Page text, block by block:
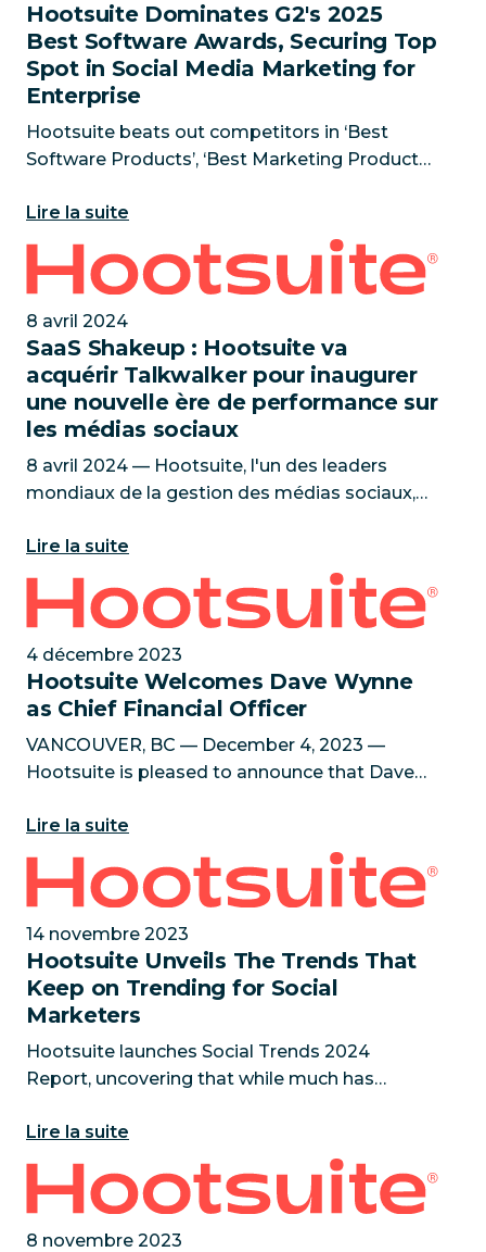
Hootsuite Dominates G2's 2025
Best Software Awards, Securing Top
Spot in Social Media Marketing for
Enterprise
Hootsuite beats out competitors in ‘Best
Software Products’, ‘Best Marketing Products’,
Enterprise Products’ categories February 19,
2025 — Hootsuite has bee
Lire la suite
SaaS Shakeup : Hootsuite va acquérir Talkwalker
8 avril 2024
SaaS Shakeup : Hootsuite va
acquérir Talkwalker pour inaugurer
une nouvelle ère de performance sur
les médias sociaux
8 avril 2024 — Hootsuite, l'un des leaders
mondiaux de la gestion des médias sociaux,
Talkwalker, la principale solution de social
listening alimentée par l'IA.
Lire la suite
Hootsuite Welcomes Dave Wynne as Chief
4 décembre 2023
Hootsuite Welcomes Dave Wynne
as Chief Financial Officer
VANCOUVER, BC — December 4, 2023 —
Hootsuite is pleased to announce that Dave
Financial Officer (CFO). He will be a key
member of Hootsuite’s executive leadership
Lire la suite
Hootsuite Unveils The Trends That Keep on
14 novembre 2023
Hootsuite Unveils The Trends That
Keep on Trending for Social
Marketers
Hootsuite launches Social Trends 2024
Report, uncovering that while much has
approaches to social stagnates
VANCOUVER, BC — November 14, 2023 — As
the social
Lire la suite
Hootsuite’s Customer Focus Rewarded in
8 novembre 2023